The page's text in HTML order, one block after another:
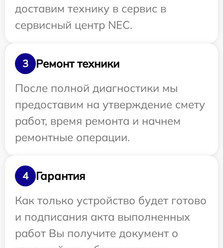
доставим технику в сервис в
сервисный центр NEC.
3
Ремонт техники
После полной диагностики мы
предоставим на утверждение смету
работ, время ремонта и начнем
ремонтные операции.
4
Гарантия
Как только устройство будет готово
и подписания акта выполненных
работ Вы получите документ о